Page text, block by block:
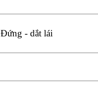
Đứng - dắt lái